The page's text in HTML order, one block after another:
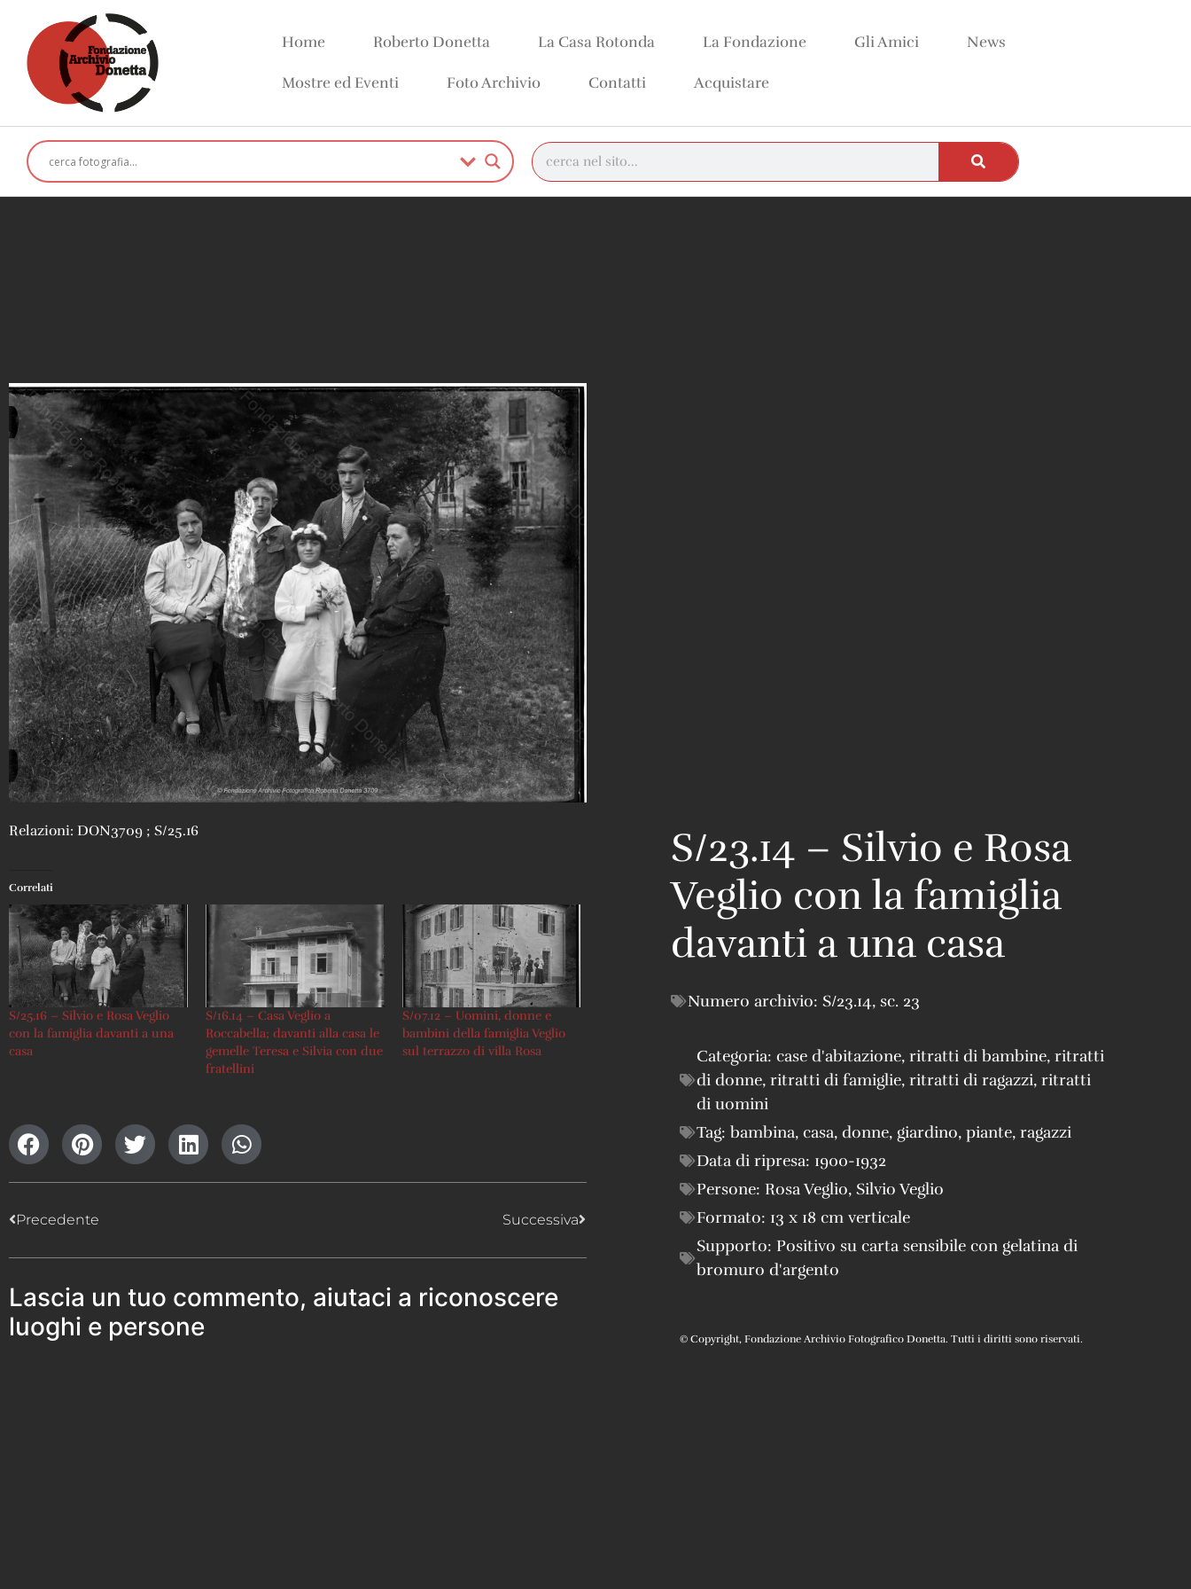
Home Roberto Donetta La Casa Rotonda La Fondazione Gli Amici News
Mostre ed Eventi Foto Archivio Contatti Acquistare
Relazioni: DON3709 ; S/25.16
Correlati
S/25.16 – Silvio e Rosa Veglio
con la famiglia davanti a una
casa
S/16.14 – Casa Veglio a
Roccabella; davanti alla casa le
gemelle Teresa e Silvia con due
fratellini
S/07.12 – Uomini, donne e
bambini della famiglia Veglio
sul terrazzo di villa Rosa
Precedente Successiva
Lascia un tuo commento, aiutaci a riconoscere
luoghi e persone
S/23.14 – Silvio e Rosa
Veglio con la famiglia
davanti a una casa
Numero archivio: S/23.14, sc. 23
Categoria: case d'abitazione, ritratti di bambine, ritratti
di donne, ritratti di famiglie, ritratti di ragazzi, ritratti
di uomini
Tag: bambina, casa, donne, giardino, piante, ragazzi
Data di ripresa: 1900-1932
Persone: Rosa Veglio, Silvio Veglio
Formato: 13 x 18 cm verticale
Supporto: Positivo su carta sensibile con gelatina di
bromuro d'argento
© Copyright, Fondazione Archivio Fotografico Donetta. Tutti i diritti sono riservati.